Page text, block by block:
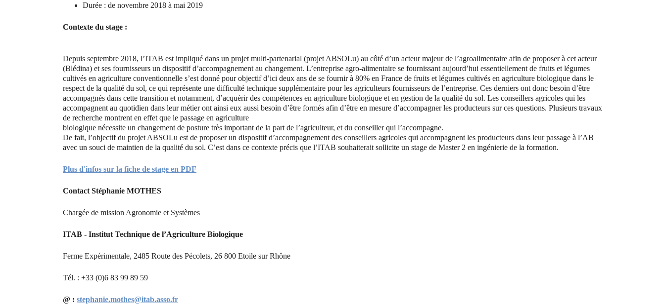
Durée : de novembre 2018 à mai 2019
Contexte du stage :
Depuis septembre 2018, l’ITAB est impliqué dans un projet multi-partenarial (projet ABSOLu) au côté d’un acteur majeur de l’agroalimentaire afin de proposer à cet acteur
(Blédina) et ses fournisseurs un dispositif d’accompagnement au changement. L’entreprise agro-alimentaire se fournissant aujourd’hui essentiellement de fruits et légumes
cultivés en agriculture conventionnelle s’est donné pour objectif d’ici deux ans de se fournir à 80% en France de fruits et légumes cultivés en agriculture biologique dans le
respect de la qualité du sol, ce qui représente une difficulté technique supplémentaire pour les agriculteurs fournisseurs de l’entreprise. Ces derniers ont donc besoin d’être
accompagnés dans cette transition et notamment, d’acquérir des compétences en agriculture biologique et en gestion de la qualité du sol. Les conseillers agricoles qui les
accompagnent au quotidien dans leur métier ont ainsi eux aussi besoin d’être formés afin d’être en mesure d’accompagner les producteurs sur ces questions. Plusieurs travaux
de recherche montrent en effet que le passage en agriculture
biologique nécessite un changement de posture très important de la part de l’agriculteur, et du conseiller qui l’accompagne.
De fait, l’objectif du projet ABSOLu est de proposer un dispositif d’accompagnement des conseillers agricoles qui accompagnent les producteurs dans leur passage à l’AB
avec un souci de maintien de la qualité du sol. C’est dans ce contexte précis que l’ITAB souhaiterait sollicite un stage de Master 2 en ingénierie de la formation.
Plus d'infos sur la fiche de stage en PDF
Contact Stéphanie MOTHES
Chargée de mission Agronomie et Systèmes
ITAB - Institut Technique de l’Agriculture Biologique
Ferme Expérimentale, 2485 Route des Pécolets, 26 800 Etoile sur Rhône
Tél. : +33 (0)6 83 99 89 59
@ : stephanie.mothes@itab.asso.fr